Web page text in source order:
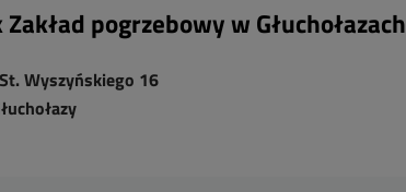
pogrzebowy w Głuchołazach
Wyszyńskiego 16